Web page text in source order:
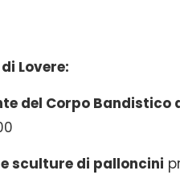
Lovere:
del Corpo Bandistico
sculture di palloncini